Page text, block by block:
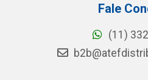
Fale
(11)